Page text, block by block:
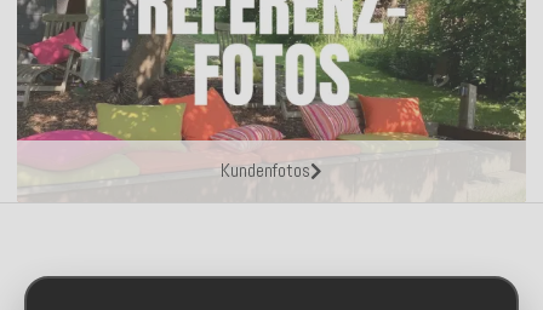
Kundenfotos